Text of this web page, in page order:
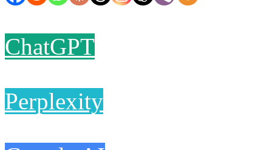
ChatGPT
Perplexity